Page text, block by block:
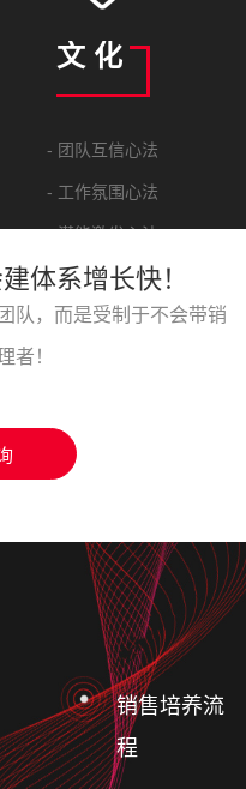
文 化
- 团队互信心法
- 工作氛围心法
- 潜能激发心法
- 管理沟通心法
体系增长快！
队，而是受制于不会带销
者！
销售培养流
程